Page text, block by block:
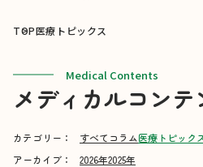
TOP医療トピックス
Medical Contents
メディカルコン
カテゴリー： すべて コラム医療トピック
アーカイブ：
2026年2025年